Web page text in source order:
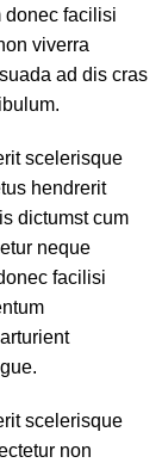
donec facilisi
viverra
ad dis cras
scelerisque
hendrerit
dictumst cum
neque
facilisi
scelerisque
non